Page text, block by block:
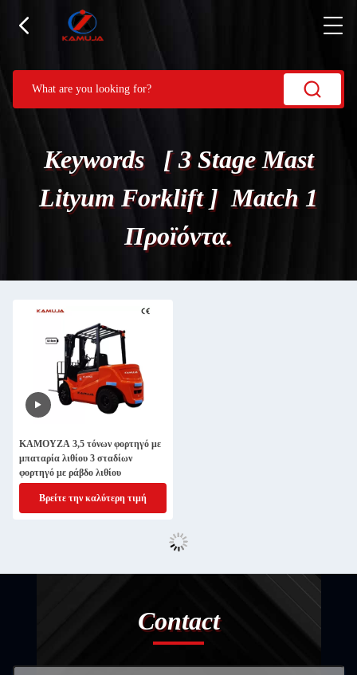
Keywords [ 3 Stage Mast
Lityum Forklift ] Match 1
Προϊόντα.
ΚΑΜΟΥΖΑ 3,5 τόνων φορτηγό με
μπαταρία λιθίου 3 σταδίων
φορτηγό με ράβδο λιθίου
Βρείτε την καλύτερη τιμή
Contact